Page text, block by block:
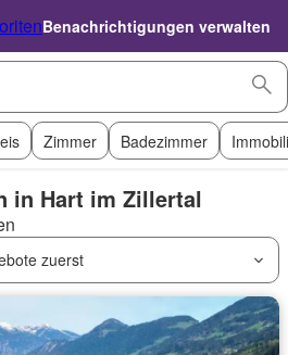
Benachrichtigungen verwalten
Zimmer Badezimmer
in Hart im Zillertal
zuerst